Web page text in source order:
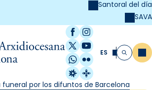
Santoral del día
SAVA
Facebook
Instagram
X / Twitter
YouTube
WhatsApp
Flickr
Radio Estel
Catalunya
ES Buscar
funeral por los difuntos de Barcelona